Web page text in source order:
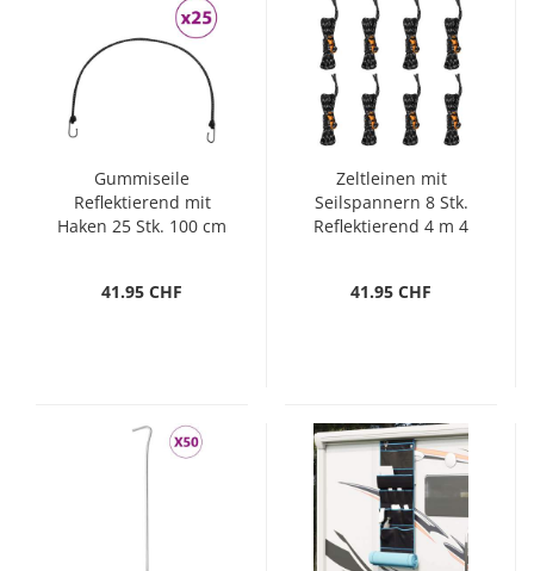
Gummiseile
Reflektierend mit
Haken 25 Stk. 100 cm
41.95 CHF
Zeltleinen mit
Seilspannern 8 Stk.
Reflektierend 4 m 4
41.95 CHF